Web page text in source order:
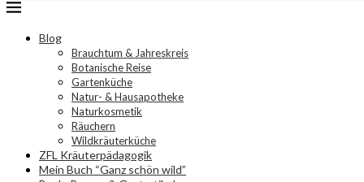
Blog
Brauchtum & Jahreskreis
Botanische Reise
Gartenküche
Natur- & Hausapotheke
Naturkosmetik
Räuchern
Wildkräuterküche
ZFL Kräuterpädagogik
Mein Buch “Ganz schön wild”